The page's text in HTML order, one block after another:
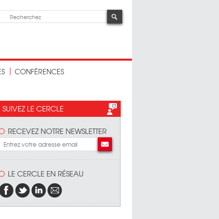
CONFÉRENCES
SUIVEZ LE CERCLE
RECEVEZ NOTRE NEWSLETTER
LE CERCLE EN RÉSEAU